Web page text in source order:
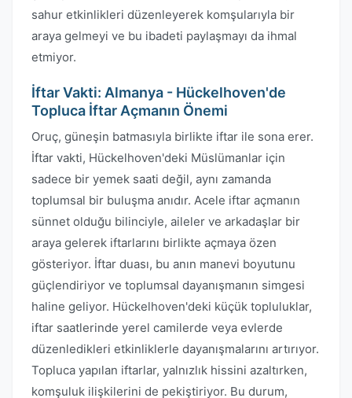
sahur etkinlikleri düzenleyerek komşularıyla bir
araya gelmeyi ve bu ibadeti paylaşmayı da ihmal
etmiyor.
İftar Vakti: Almanya - Hückelhoven'de
Topluca İftar Açmanın Önemi
Oruç, güneşin batmasıyla birlikte iftar ile sona erer.
İftar vakti, Hückelhoven'deki Müslümanlar için
sadece bir yemek saati değil, aynı zamanda
toplumsal bir buluşma anıdır. Acele iftar açmanın
sünnet olduğu bilinciyle, aileler ve arkadaşlar bir
araya gelerek iftarlarını birlikte açmaya özen
gösteriyor. İftar duası, bu anın manevi boyutunu
güçlendiriyor ve toplumsal dayanışmanın simgesi
haline geliyor. Hückelhoven'deki küçük topluluklar,
iftar saatlerinde yerel camilerde veya evlerde
düzenledikleri etkinliklerle dayanışmalarını artırıyor.
Topluca yapılan iftarlar, yalnızlık hissini azaltırken,
komşuluk ilişkilerini de pekiştiriyor. Bu durum,